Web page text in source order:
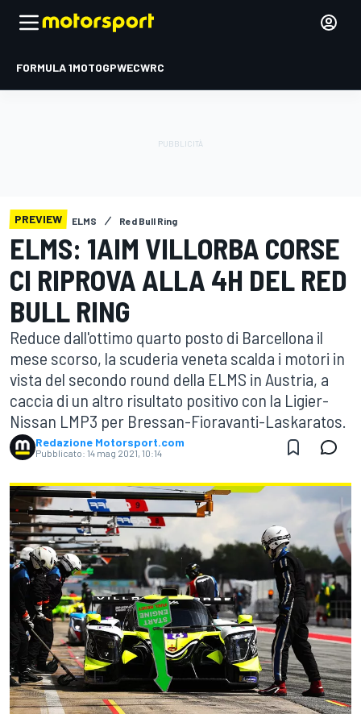
FORMULA 1MOTOGPWECWRC
PREVIEW ELMS Red Bull Ring
ELMS: 1AIM VILLORBA CORSE
CI RIPROVA ALLA 4H DEL RED
BULL RING
Reduce dall'ottimo quarto posto di Barcellona il
mese scorso, la scuderia veneta scalda i motori in
vista del secondo round della ELMS in Austria, a
caccia di un altro risultato positivo con la Ligier-
Nissan LMP3 per Bressan-Fioravanti-Laskaratos.
Redazione Motorsport.com
Pubblicato: 14 mag 2021, 10:14